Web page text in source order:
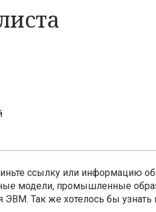
ссылку или информацию
модели, промышленные
Так же хотелось бы узнать